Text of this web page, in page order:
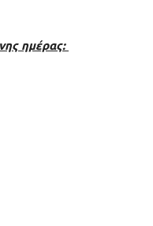
ημέρας: